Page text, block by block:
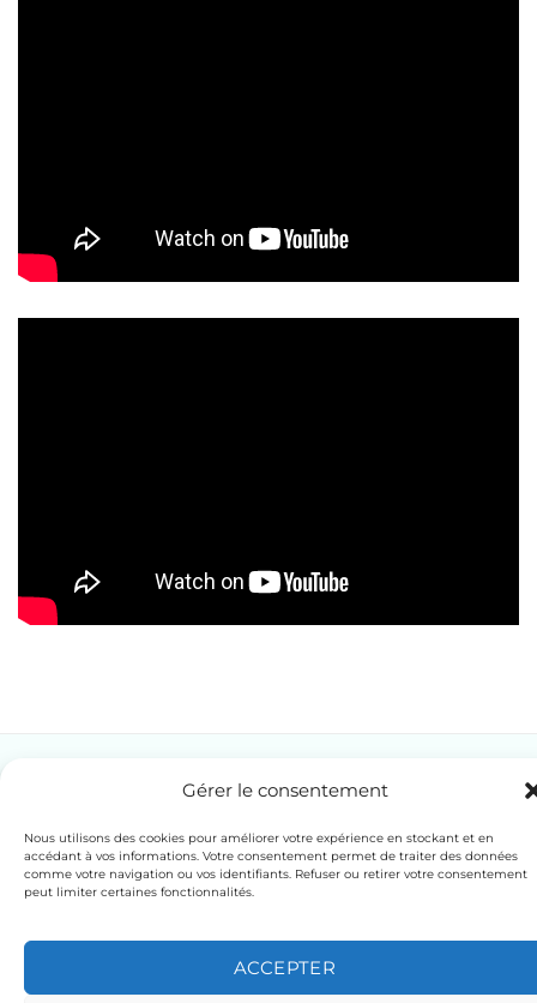
Gérer le consentement
Nous utilisons des cookies pour améliorer votre expérience en stockant et en
accédant à vos informations. Votre consentement permet de traiter des données
comme votre navigation ou vos identifiants. Refuser ou retirer votre consentement
peut limiter certaines fonctionnalités.
ACCEPTER
stilelibero.mc